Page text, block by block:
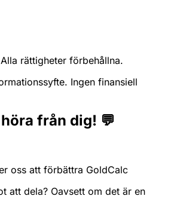
rättigheter förbehållna.
Ingen finansiell
från dig! 💬
oss att förbättra GoldCalc
att dela? Oavsett om det är en